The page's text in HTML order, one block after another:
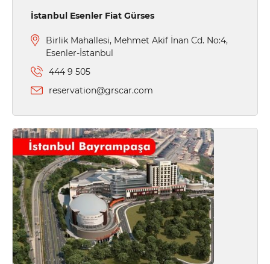
İstanbul Esenler Fiat Gürses
Birlik Mahallesi, Mehmet Akif İnan Cd. No:4,
Esenler-İstanbul
444 9 505
reservation@grscar.com